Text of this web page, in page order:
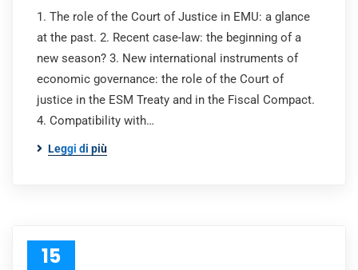
1. The role of the Court of Justice in EMU: a glance
at the past. 2. Recent case-law: the beginning of a
new season? 3. New international instruments of
economic governance: the role of the Court of
justice in the ESM Treaty and in the Fiscal Compact.
4. Compatibility with…
Leggi di più
15